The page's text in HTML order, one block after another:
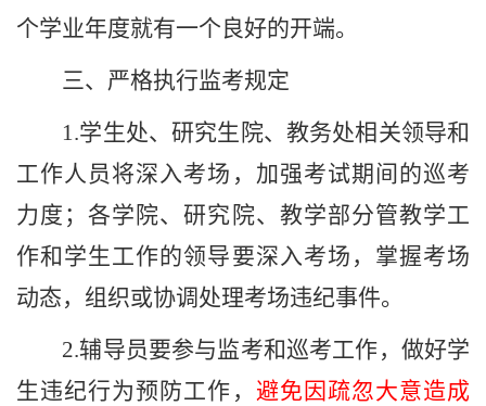
个学业年度就有一个良好的开端。
三、严格执行监考规定
1.学生处、研究生院、教务处相关领导和
工作人员将深入考场，加强考试期间的巡考
力度；各学院、研究院、教学部分管教学工
作和学生工作的领导要深入考场，掌握考场
动态，组织或协调处理考场违纪事件。
2.辅导员要参与监考和巡考工作，做好学
生违纪行为预防工作， 避免因疏忽大意造成